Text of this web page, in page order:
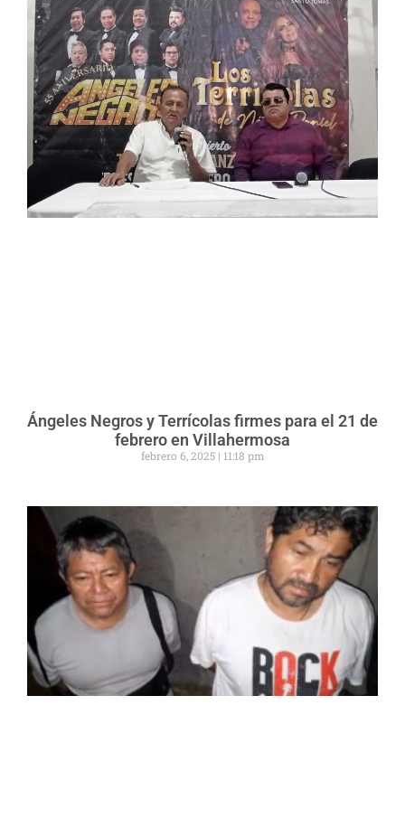
Ángeles Negros y Terrícolas firmes para el 21 de
febrero en Villahermosa
febrero 6, 2025 11:18 pm